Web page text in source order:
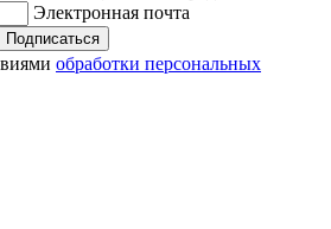
Электронная почта
Подписаться
обработки персональных